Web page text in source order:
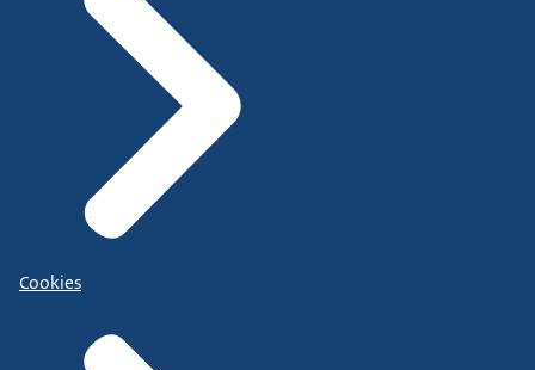
Cookies